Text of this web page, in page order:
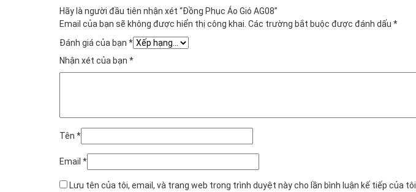
Hãy là người đầu tiên nhận xét “Đồng Phục Áo Gió AG08”
Email của bạn sẽ không được hiển thị công khai. Các trường bắt buộc được đánh dấu *
Đánh giá của bạn *
Nhận xét của bạn *
Tên *
Email *
Lưu tên của tôi, email, và trang web trong trình duyệt này cho lần bình luận kế tiếp của tôi.